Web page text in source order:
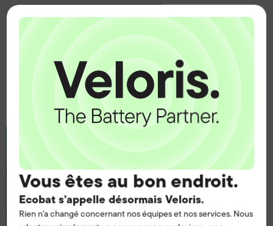
Vous êtes au bon endroit.
Ecobat s'appelle désormais Veloris.
Rien n'a changé concernant nos équipes et nos services. Nous
Ressources
Les connaissances
nécessaires pour prendre
des décisions éclairées.